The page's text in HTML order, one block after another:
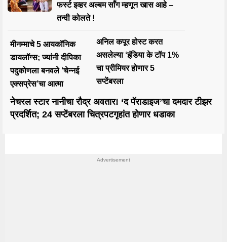
फर्स्ट इव्हर अल्बम साँग म्हणून खास आहे –
तन्वी कोलते !
मीनम्माचे 5 आयकॉनिक
डायलॉग्स; ज्यांनी दीपिका
पदुकोणला बनवले ‘चेन्नई
एक्सप्रेस’चा आत्मा
अनिल कपूर होस्ट करत
असलेल्या ‘इंडिया के टॉप 1%
चा प्रीमियर होणार 5
सप्टेंबरला
नेचरल स्टार नानीचा रौद्र अवतार! ‘द पॅराडाइज’चा दमदार टीझर
प्रदर्शित; 24 सप्टेंबरला चित्रपटगृहांत होणार धडाका